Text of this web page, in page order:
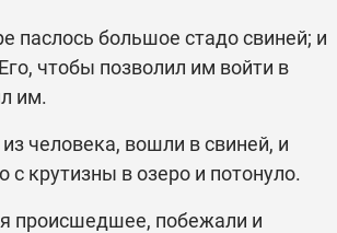
паслось большое стадо свиней; и
чтобы позволил им войти в
им.
человека, вошли в свиней, и
с крутизны в озеро и потонуло.
происшедшее, побежали и